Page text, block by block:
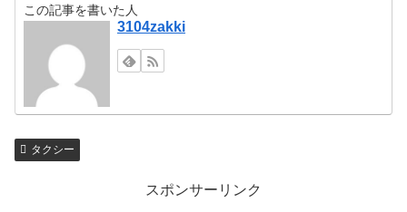
この記事を書いた人
3104zakki
タクシー
スポンサーリンク